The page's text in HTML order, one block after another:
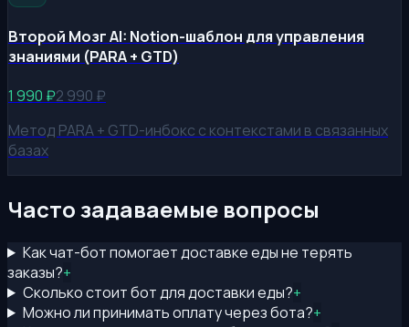
Второй Мозг AI: Notion-шаблон для управления
знаниями (PARA + GTD)
1 990 ₽2 990 ₽
Метод PARA + GTD-инбокс с контекстами в связанных
базах
Часто задаваемые вопросы
Как чат-бот помогает доставке еды не терять
заказы?+
Сколько стоит бот для доставки еды?+
Можно ли принимать оплату через бота?+